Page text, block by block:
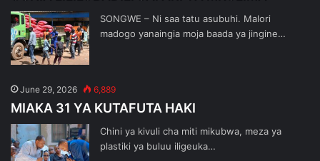
SONGWE – Ni saa tatu asubuhi. Malori
madogo yanaingia moja baada ya jingine…
June 29, 2026 6,889
MIAKA 31 YA KUTAFUTA HAKI
Chini ya kivuli cha miti mikubwa, meza ya
plastiki ya buluu iligeuka…